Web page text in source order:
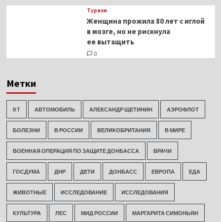
Туризм
Женщина прожила 80 лет с иглой
в мозге, но не рискнула
ее вытащить
0
Метки
RT АВТОМОБИЛЬ АЛЕКСАНДР ЩЕТИНИН АЭРОФЛОТ
БОЛЕЗНИ В РОССИИ ВЕЛИКОБРИТАНИЯ В МИРЕ
ВОЕННАЯ ОПЕРАЦИЯ ПО ЗАЩИТЕ ДОНБАССА ВРАЧИ
ГОСДУМА ДНР ДЕТИ ДОНБАСС ЕВРОПА ЕДА
ЖИВОТНЫЕ ИССЛЕДОВАНИЕ ИССЛЕДОВАНИЯ
КУЛЬТУРА ЛЕС МИД РОССИИ МАРГАРИТА СИМОНЬЯН